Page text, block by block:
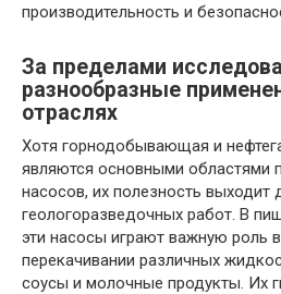
производительность и
За пределами
разнообразные
отраслях
Хотя горнодобывающая и
являются основными областями
насосов, их полезность выходит
геологоразведочных работ. В
эти насосы играют важную роль
перекачивании различных
соусы и молочные продукты. Их